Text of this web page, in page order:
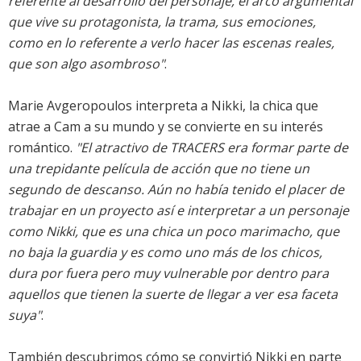
que vive su protagonista, la trama, sus emociones,
como en lo referente a verlo hacer las escenas reales,
que son algo asombroso".
Marie Avgeropoulos interpreta a Nikki, la chica que
atrae a Cam a su mundo y se convierte en su interés
romántico. "El atractivo de TRACERS era formar parte de
una trepidante película de acción que no tiene un
segundo de descanso. Aún no había tenido el placer de
trabajar en un proyecto así e interpretar a un personaje
como Nikki, que es una chica un poco marimacho, que
no baja la guardia y es como uno más de los chicos,
dura por fuera pero muy vulnerable por dentro para
aquellos que tienen la suerte de llegar a ver esa faceta
suya".
También descubrimos cómo se convirtió Nikki en parte